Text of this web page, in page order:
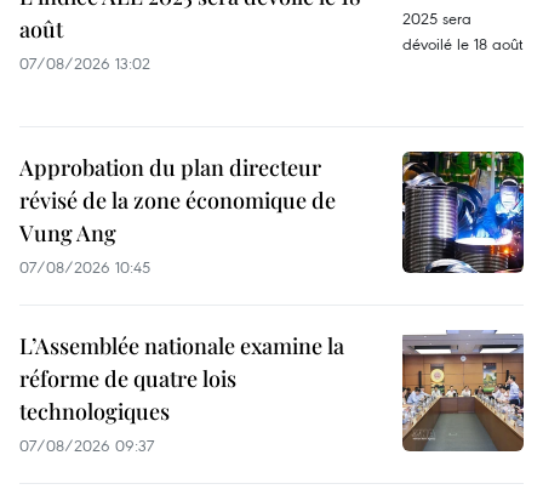
août
07/08/2026 13:02
Approbation du plan directeur
révisé de la zone économique de
Vung Ang
07/08/2026 10:45
L’Assemblée nationale examine la
réforme de quatre lois
technologiques
07/08/2026 09:37